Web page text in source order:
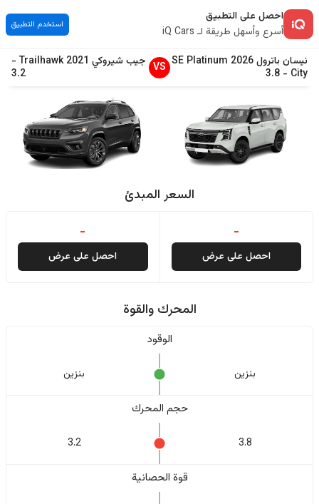
احصل على التطبيق
أسرع وأسهل طريقة لـ iQ Cars
استخدم التطبيق
نيسان باترول2026
SE Platinum
City
-
3.8
VS جيب شيروكي 2021
Trailhawk
-
3.2
السعر المبدئ
-
احصل على عرض
-
احصل على عرض
المحرك والقوة
الوقود
بنزين بنزين
حجم المحرك
3.8
3.2
قوة الحصانية